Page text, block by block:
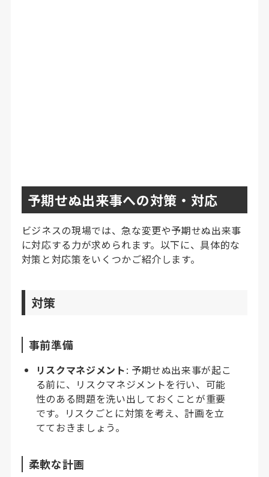
予期せぬ出来事への対策・対応
ビジネスの現場では、急な変更や予期せぬ出来事
に対応する力が求められます。以下に、具体的な
対策と対応策をいくつかご紹介します。
対策
事前準備
リスクマネジメント: 予期せぬ出来事が起こ
る前に、リスクマネジメントを行い、可能
性のある問題を洗い出しておくことが重要
です。リスクごとに対策を考え、計画を立
てておきましょう。
柔軟な計画